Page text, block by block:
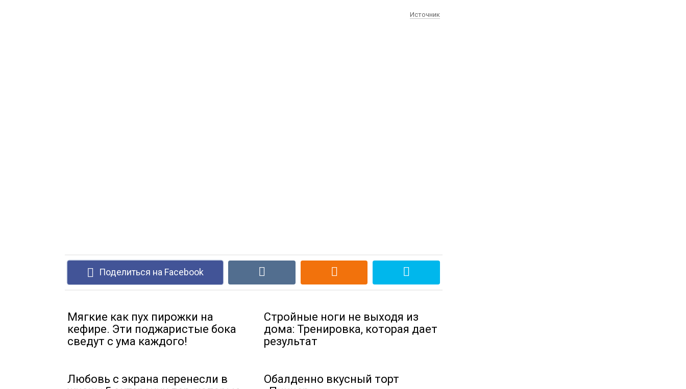
Источник
Поделиться на Facebook
Мягкие как пух пирожки на
кефире. Эти поджаристые бока
сведут с ума каждого!
Стройные ноги не выходя из
дома: Тренировка, которая дает
результат
Любовь с экрана перенесли в
Обалденно вкусный торт